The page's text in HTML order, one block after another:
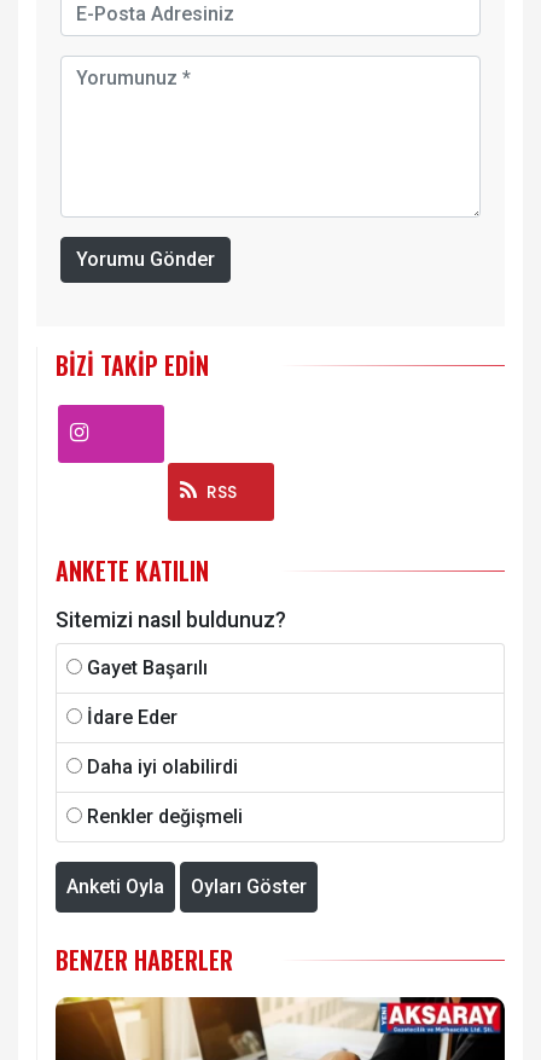
Yorumu Gönder
BIZI TAKIP EDIN
RSS
ANKETE KATILIN
Sitemizi nasıl buldunuz?
Gayet Başarılı
İdare Eder
Daha iyi olabilirdi
Renkler değişmeli
Anketi Oyla Oyları Göster
BENZER HABERLER